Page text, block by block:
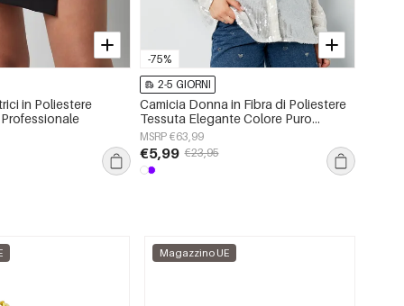
in Poliestere
-75%
2-5 GIORNI
Camicia Donna in Fibra di Poliestere
Tessuta Elegante Colore Puro
Primavera/Estate
MSRP €63,99
€5,99 €23,95
Magazzino UE